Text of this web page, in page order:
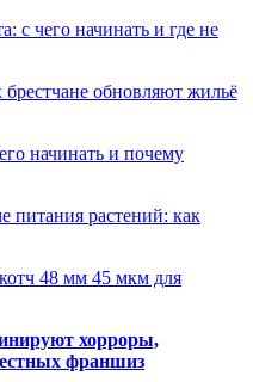
с чего начинать и где не
брестчане обновляют жильё
начинать и почему
питания растений: как
48 мм 45 мкм для
хорроры,
франшиз